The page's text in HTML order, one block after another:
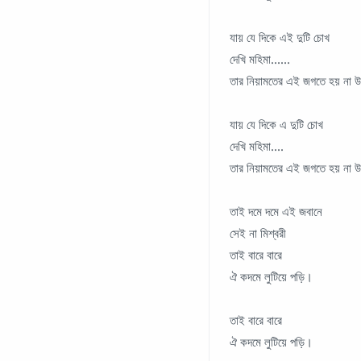
যায় যে দিকে এই দুটি চোখ
দেখি মহিমা......
তার নিয়ামতের এই জগতে হয় না
যায় যে দিকে এ দুটি চোখ
দেখি মহিমা....
তার নিয়ামতের এই জগতে হয় না
তাই দমে দমে এই জবানে
সেই না মিশ্বরী
তাই বারে বারে
ঐ কদমে লুটিয়ে পড়ি।
তাই বারে বারে
ঐ কদমে লুটিয়ে পড়ি।